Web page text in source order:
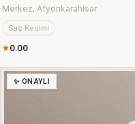
Merkez, Afyonkarahisar
Saç Kesimi
0.00
✨ ONAYLI